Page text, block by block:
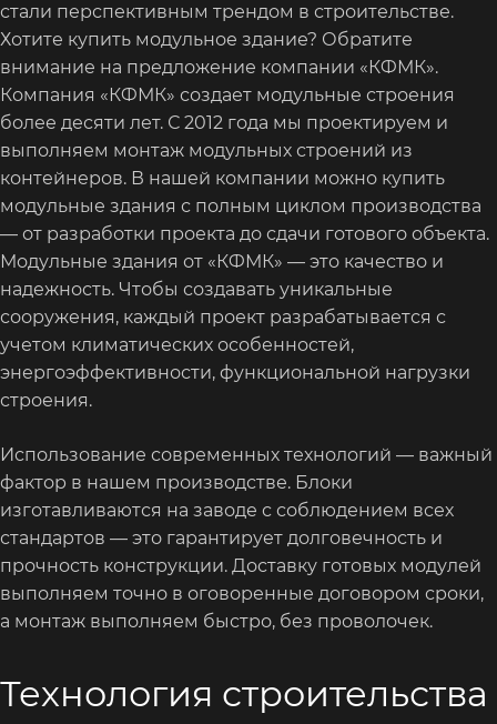
стали перспективным трендом в строительстве.
Хотите купить модульное здание? Обратите
внимание на предложение компании «КФМК».
Компания «КФМК» создает модульные строения
более десяти лет. С 2012 года мы проектируем и
выполняем монтаж модульных строений из
контейнеров. В нашей компании можно купить
модульные здания с полным циклом производства
— от разработки проекта до сдачи готового объекта.
Модульные здания от «КФМК» — это качество и
надежность. Чтобы создавать уникальные
сооружения, каждый проект разрабатывается с
учетом климатических особенностей,
энергоэффективности, функциональной нагрузки
строения.
Использование современных технологий — важный
фактор в нашем производстве. Блоки
изготавливаются на заводе с соблюдением всех
стандартов — это гарантирует долговечность и
прочность конструкции. Доставку готовых модулей
выполняем точно в оговоренные договором сроки,
а монтаж выполняем быстро, без проволочек.
Технология строительства